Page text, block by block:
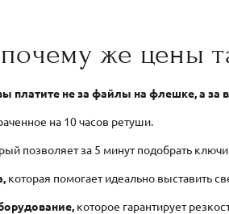
же цены
платите не за файлы на флешке, а за
на 10 часов ретуши.
позволяет за 5 минут подобрать
которая помогает идеально выставить
которое гарантирует